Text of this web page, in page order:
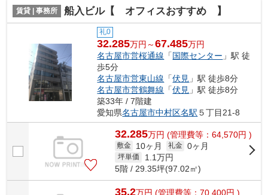
賃貸 | 事務所 船入ビル【 オフィスおすすめ 】
礼0
32.285万円～67.485万円
名古屋市営桜通線 「国際センター 」駅 徒
歩5分
名古屋市営東山線 「伏見 」駅 徒歩8分
名古屋市営鶴舞線 「伏見 」駅 徒歩8分
築33年 / 7階建
愛知県名古屋市中村区名駅 ５丁目21-8
32.285万円 (管理費等：64,570円 )
敷金 10ヶ月 礼金 0ヶ月
坪単価 1.1万円
5階 / 29.35坪(97.02㎡)
35.2万円 (管理費等：70,400円 )